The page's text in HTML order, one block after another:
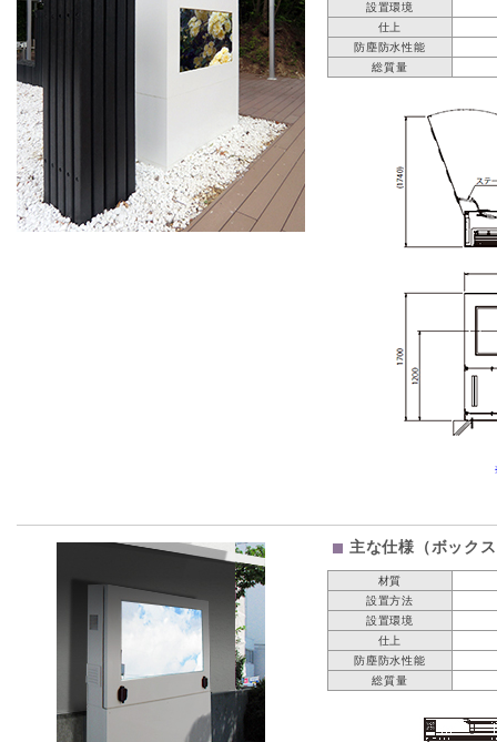
設置環境
仕上
防塵防水性能
総質量
主な仕様（ボック
材質
設置方法
設置環境
仕上
防塵防水性能
総質量